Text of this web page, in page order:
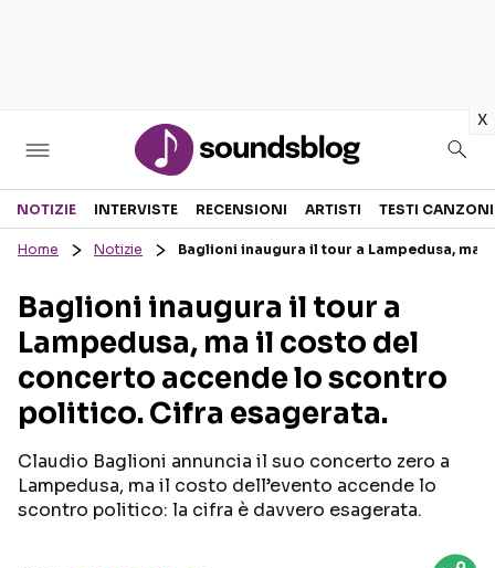
x
Sezioni
RECENSIONI MUSICALI
INTERVISTE
GOSSIP E CURIOSITÀ
TESTI CANZONI
TOUR ED EVENTI
TALENT SHOW
NOTIZIE INTERVISTE RECENSIONI ARTISTI TESTI CANZONI
Home Notizie Baglioni inaugura il tour a Lampedusa,
Baglioni inaugura il tour a
Lampedusa, ma il costo del
concerto accende lo scontro
politico. Cifra esagerata.
Claudio Baglioni annuncia il suo concerto zero a
Lampedusa, ma il costo dell’evento accende lo
scontro politico: la cifra è davvero esagerata.